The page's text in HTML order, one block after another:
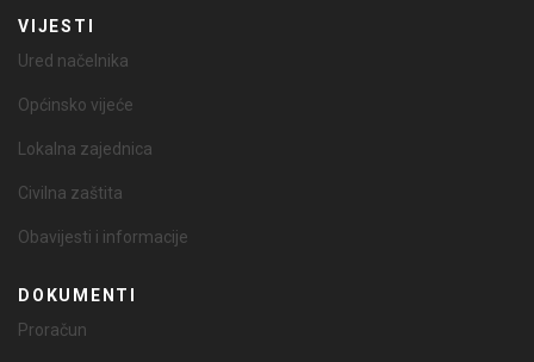
VIJESTI
Ured načelnika
Općinsko vijeće
Lokalna zajednica
Civilna zaštita
Obavijesti i informacije
DOKUMENTI
Proračun